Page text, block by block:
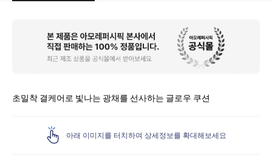
초밀착 결케어로 빛나는 광채를 선사하는 글로우 쿠션
아래 이미지를 터치하여 상세정보를 확대해보세요